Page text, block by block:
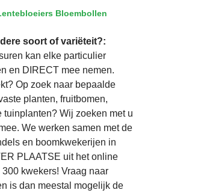
Bloembollen
soort of variëteit?:
kan elke particulier
en DIRECT mee nemen.
Op zoek naar bepaalde
planten, fruitbomen,
tuinplanten? Wij zoeken met u
We werken samen met de
en boomkwekerijen in
PLAATSE uit het online
kwekers! Vraag naar
is dan meestal mogelijk de